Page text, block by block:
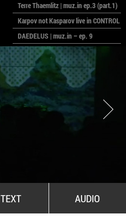
Terre Thaemlitz | muz.in ep.3 (part.1)
Karpov not Kasparov live in CONTROL
DAEDELUS | muz.in – ep. 9
LALELE, LALELE – prima premieră a
anului la MACAZ
CinePOLSKA – filme poloneze la
București
PEOPLE OF ROMANIA se lansează la
galeria Simeza
All Stars For Outernational
TEXT AUDIO